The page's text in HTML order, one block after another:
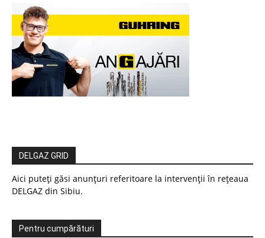
DELGAZ GRID
Aici puteți găsi anunțuri referitoare la intervenții în rețeaua
DELGAZ din Sibiu.
Pentru cumpărături